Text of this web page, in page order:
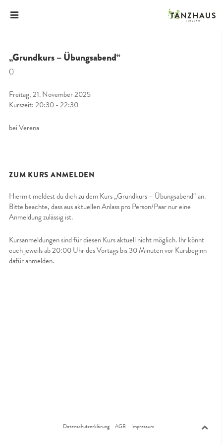
„Grundkurs – Übungsabend“
()
Freitag, 21. November 2025
Kurszeit: 20:30 - 22:30
bei Verena
ZUM KURS ANMELDEN
Hiermit meldest du dich zu dem Kurs „Grundkurs – Übungsabend“ an.
Bitte beachte, dass aus aktuellen Anlass pro Person/Paar nur eine
Anmeldung zulässig ist.
Kursanmeldungen sind für diesen Kurs aktuell nicht möglich. Ihr könnt
euch jeweils ab 20:00 Uhr des Vortags bis 30 Minuten vor Kursbeginn
dafür anmelden.
Datenschutzerklärung AGB Impressum